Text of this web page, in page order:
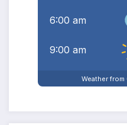
6:00 am
9:00 am
Weather from